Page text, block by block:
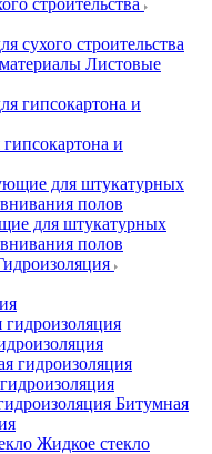
строительства
сухого строительства
Листовые
и
для штукатурных
полов
Битумная
Жидкое стекло